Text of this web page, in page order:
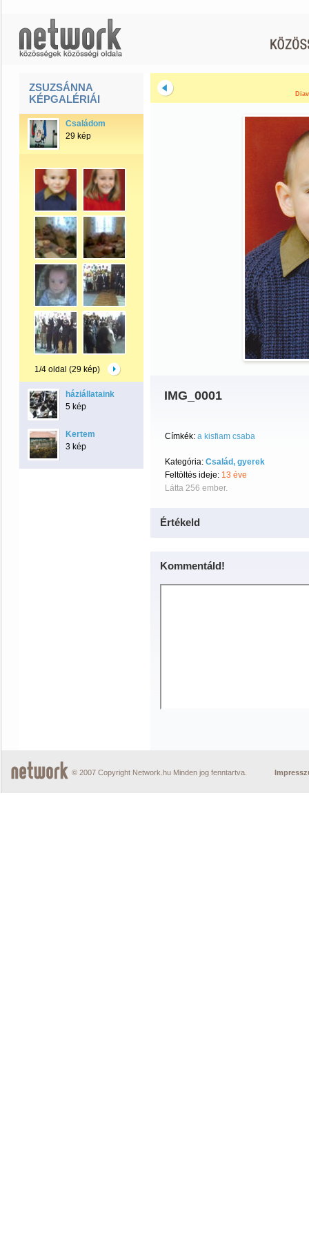
ZSUZSÁNNA
KÉPGALÉRIÁI
Családom
29 kép
1/4 oldal (29 kép)
háziállataink
5 kép
Kertem
3 kép
IMG_0001
Címkék: a kisfiam csaba
Kategória: Család, gyerek
Feltöltés ideje: 13 éve
Látta 256 ember.
Értékeld
Kommentáld!
© 2007 Copyright Network.hu Minden jog fenntartva.